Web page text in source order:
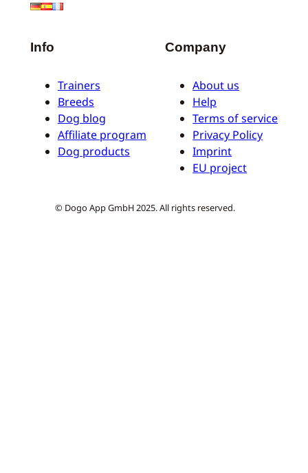
Info
Trainers
Breeds
Dog blog
Affiliate program
Dog products
Company
About us
Help
Terms of service
Privacy Policy
Imprint
EU project
© Dogo App GmbH 2025. All rights reserved.